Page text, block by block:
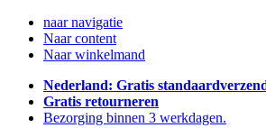
naar navigatie
Naar content
Naar winkelmand
Nederland: Gratis
Gratis retourneren
Bezorging binnen 3 werkdagen.